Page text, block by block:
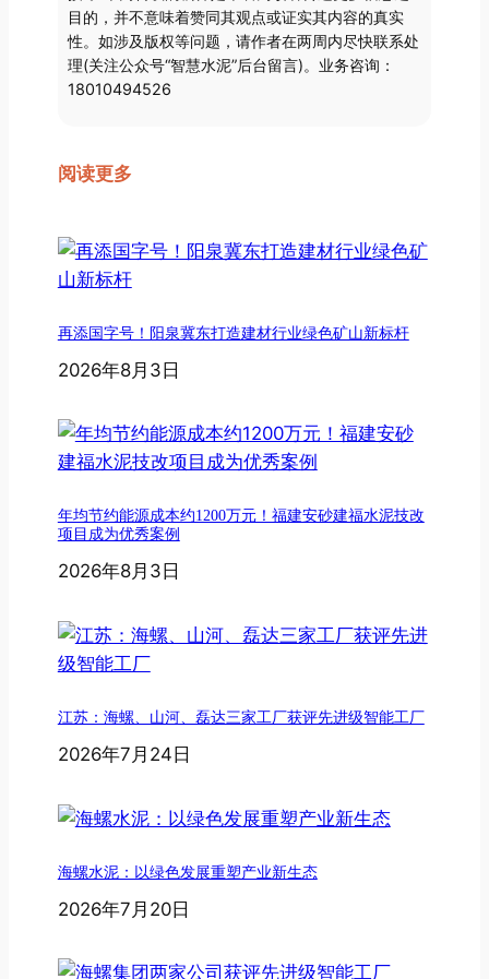
目的，并不意味着赞同其观点或证实其内容的真实
性。如涉及版权等问题，请作者在两周内尽快联系处
理(关注公众号“智慧水泥”后台留言)。业务咨询：
18010494526
阅读更多
再添国字号！阳泉冀东打造建材行业绿色矿山新标杆
2026年8月3日
年均节约能源成本约1200万元！福建安砂建福水泥技改
项目成为优秀案例
2026年8月3日
江苏：海螺、山河、磊达三家工厂获评先进级智能工厂
2026年7月24日
海螺水泥：以绿色发展重塑产业新生态
2026年7月20日